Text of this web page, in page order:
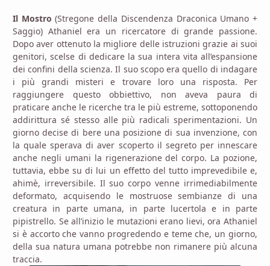
Il Mostro (Stregone della Discendenza Draconica Umano +
Saggio) Athaniel era un ricercatore di grande passione.
Dopo aver ottenuto la migliore delle istruzioni grazie ai suoi
genitori, scelse di dedicare la sua intera vita all’espansione
dei confini della scienza. Il suo scopo era quello di indagare
i più grandi misteri e trovare loro una risposta. Per
raggiungere questo obbiettivo, non aveva paura di
praticare anche le ricerche tra le più estreme, sottoponendo
addirittura sé stesso alle più radicali sperimentazioni. Un
giorno decise di bere una posizione di sua invenzione, con
la quale sperava di aver scoperto il segreto per innescare
anche negli umani la rigenerazione del corpo. La pozione,
tuttavia, ebbe su di lui un effetto del tutto imprevedibile e,
ahimè, irreversibile. Il suo corpo venne irrimediabilmente
deformato, acquisendo le mostruose sembianze di una
creatura in parte umana, in parte lucertola e in parte
pipistrello. Se all’inizio le mutazioni erano lievi, ora Athaniel
si è accorto che vanno progredendo e teme che, un giorno,
della sua natura umana potrebbe non rimanere più alcuna
traccia.